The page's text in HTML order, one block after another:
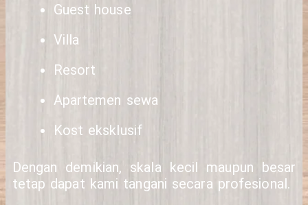
Guest house
Villa
Resort
Apartemen sewa
Kost eksklusif
Dengan demikian, skala kecil maupun besar
tetap dapat kami tangani secara profesional.